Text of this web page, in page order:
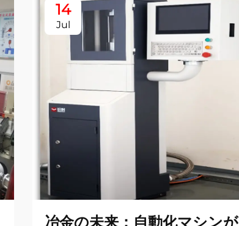
14
Jul
冶金の未来：自動化マシンが